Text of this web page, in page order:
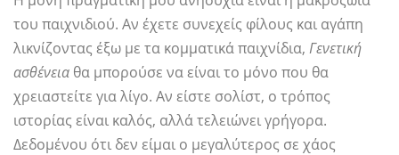
του παιχνιδιού. Αν έχετε συνεχείς φίλους και αγάπη
λικνίζοντας έξω με τα κομματικά παιχνίδια, Γενετική
ασθένεια θα μπορούσε να είναι το μόνο που θα
χρειαστείτε για λίγο. Αν είστε σολίστ, ο τρόπος
ιστορίας είναι καλός, αλλά τελειώνει γρήγορα.
Δεδομένου ότι δεν είμαι ο μεγαλύτερος σε χάος